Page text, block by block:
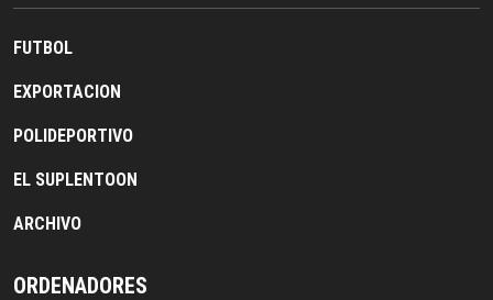
FUTBOL
EXPORTACION
POLIDEPORTIVO
EL SUPLENTOON
ARCHIVO
ORDENADORES